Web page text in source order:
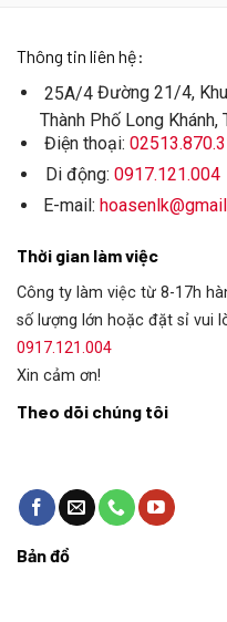
Thông tin liên hệ:
25A/4Đường 21/4, Khu
Thành Phố Long Khánh,
Điện thoại:
Di động: 0917.121.004
E-mail:
Thời gian làm việc
Công ty làm việc từ 8-17h
số lượng lớn hoặc đặt sỉ vui
0917.121.004
Xin cảm ơn!
Theo dõi chúng tôi
Bản đồ